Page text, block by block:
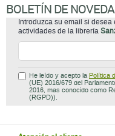
BOLETÍN DE
Introduzca su email si
actividades de la librería
He leído y acepto la Política
(UE) 2016/679 del
2016, mas conocido como
(RGPD)).